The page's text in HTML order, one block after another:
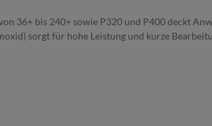
36+ bis 240+ sowie P320 und P400 deckt
sorgt für hohe Leistung und kurze